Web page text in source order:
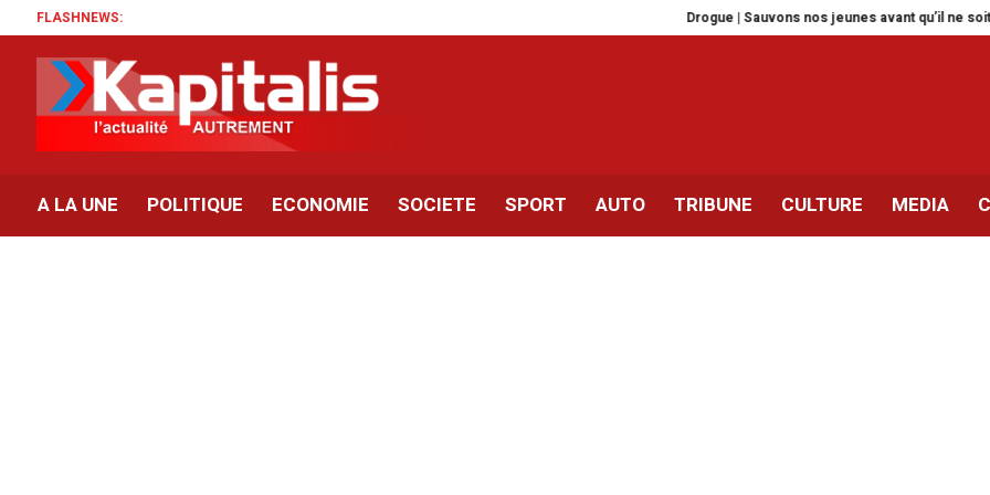
FLASHNEWS: Drogue | Sauvons nos jeunes avant qu’il ne soit trop tard
A LA UNE POLITIQUE ECONOMIE SOCIETE SPORT AUTO TRIBUNE CULTURE MEDIA